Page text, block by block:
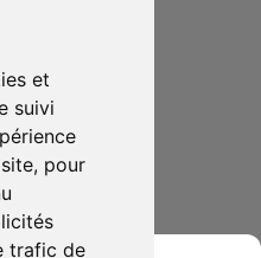
et
suivi
pour
trafic de